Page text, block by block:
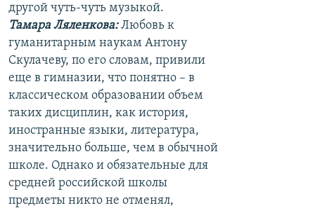
другой чуть-чуть музыкой.
Тамара Ляленкова:Любовь к
гуманитарным наукам Антону
Скулачеву, по его словам, привили
еще в гимназии, что понятно – в
классическом образовании объем
таких дисциплин, как история,
иностранные языки, литература,
значительно больше, чем в обычной
школе. Однако и обязательные для
средней российской школы
предметы никто не отменял,